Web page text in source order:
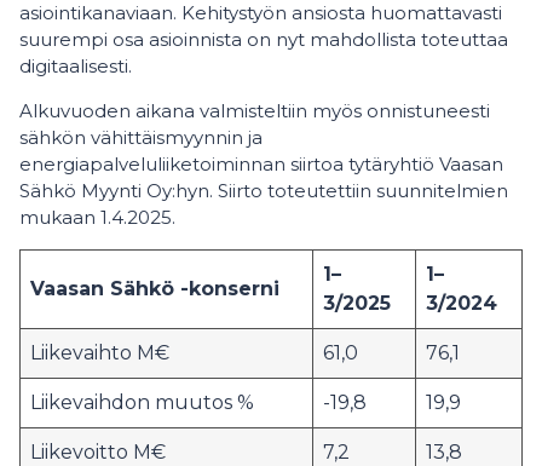
asiointikanaviaan. Kehitystyön ansiosta huomattavasti
suurempi osa asioinnista on nyt mahdollista toteuttaa
digitaalisesti.
Alkuvuoden aikana valmisteltiin myös onnistuneesti
sähkön vähittäismyynnin ja
energiapalveluliiketoiminnan siirtoa tytäryhtiö Vaasan
Sähkö Myynti Oy:hyn. Siirto toteutettiin suunnitelmien
mukaan 1.4.2025.
Vaasan Sähkö -konserni
1–
3/2025
1–
3/2024
Liikevaihto M€ 61,0 76,1
Liikevaihdon muutos % -19,8 19,9
Liikevoitto M€ 7,2 13,8